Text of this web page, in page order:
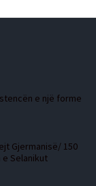
e një forme
Gjermanisë/ 150
Selanikut